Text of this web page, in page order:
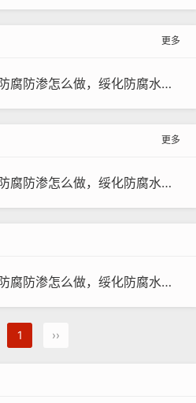
力特强乙烯基酯底漆涂滚一
点：
更多
绥化防腐水池，绥化水池防腐防渗怎么做，绥化防腐水池施工厂家
更多
绥化防腐水池，绥化水池防腐防渗怎么做，绥化防腐水池施工厂家
绥化防腐水池，绥化水池防腐防渗怎么做，绥化防腐水池施工厂家
1 ››